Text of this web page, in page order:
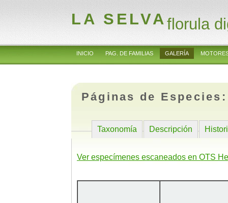
LA SELVAflorula
INICIO PAG. DE FAMILIAS GALERÍA
Páginas de
Taxonomía Descripción
Ver especímenes escaneados en OTS